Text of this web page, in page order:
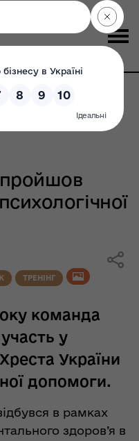
В Держмистецтв
допомоги
ТРЕНІНГ
команда
у
України
допомоги.
в рамках
здоров’я в